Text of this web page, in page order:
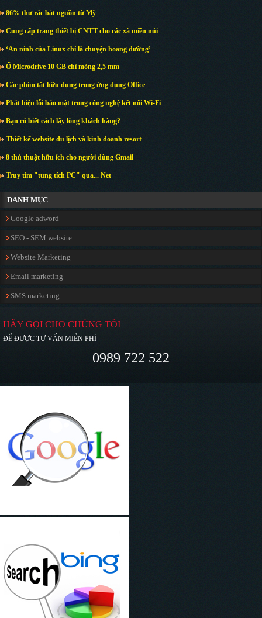
86% thư rác bắt nguồn từ Mỹ
Cung cấp trang thiết bị CNTT cho các xã miền núi
‘An ninh của Linux chỉ là chuyện hoang đường’
Ổ Microdrive 10 GB chỉ mỏng 2,5 mm
Các phím tắt hữu dụng trong ứng dụng Office
Phát hiện lỗi bảo mật trong công nghệ kết nối Wi-Fi
Bạn có biết cách lấy lòng khách hàng?
Thiết kế website du lịch và kinh doanh resort
8 thủ thuật hữu ích cho người dùng Gmail
Truy tìm "tung tích PC" qua... Net
DANH MỤC
Google adword
SEO - SEM website
Website Marketing
Email marketing
SMS marketing
HÃY GỌI CHO CHÚNG TÔI
ĐỂ ĐƯỢC TƯ VẤN MIỄN PHÍ
0989 722 522